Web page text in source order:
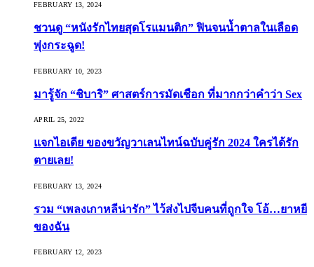
FEBRUARY 13, 2024
ชวนดู “หนังรักไทยสุดโรแมนติก” ฟินจนน้ำตาลในเลือด
พุ่งกระฉูด!
FEBRUARY 10, 2023
มารู้จัก “ชิบาริ” ศาสตร์การมัดเชือก ที่มากกว่าคำว่า Sex
APRIL 25, 2022
แจกไอเดีย ของขวัญวาเลนไทน์ฉบับคู่รัก 2024 ใครได้รัก
ตายเลย!
FEBRUARY 13, 2024
รวม “เพลงเกาหลีน่ารัก” ไว้ส่งไปจีบคนที่ถูกใจ โอ้…ยาหยี
ของฉัน
FEBRUARY 12, 2023